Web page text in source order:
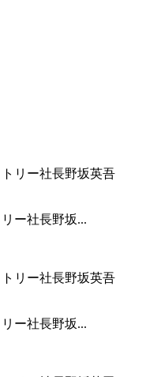
ー社長野坂...
ー社長野坂...